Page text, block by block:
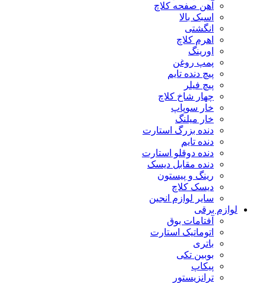
آهن صفحه کلاچ
اسبک بالا
انگشتی
اهرم کلاچ
اورینگ
پمپ روغن
پیچ دنده تایم
پیچ فیلر
چهار شاخ کلاچ
خار سوپاپ
خار میلنگ
دنده بزرگ استارت
دنده تایم
دنده دوقلو استارت
دنده مقابل دیسک
رینگ و پیستون
دیسک کلاچ
سایر لوازم انجین
لوازم برقی
آفتامات بوق
اتوماتیک استارت
باتری
بوبین تکی
پیکاپ
ترانزیستور